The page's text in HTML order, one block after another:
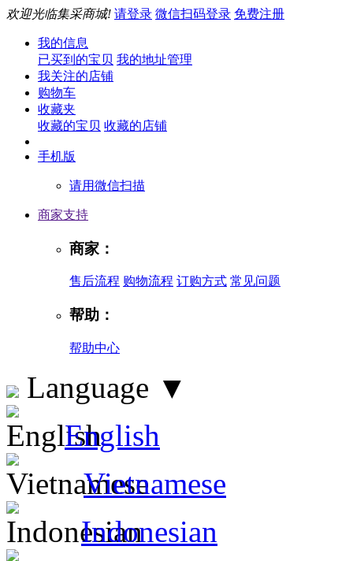
欢迎光临集采商城! 请登录 微信扫码登录 免费注册
我的信息
已买到的宝贝 我的地址管理
我关注的店铺
购物车
收藏夹
收藏的宝贝 收藏的店铺
手机版
请用微信扫描
商家支持
商家：
售后流程 购物流程 订购方式 常见问题
帮助：
帮助中心
Language ▼
English
Vietnamese
Indonesian